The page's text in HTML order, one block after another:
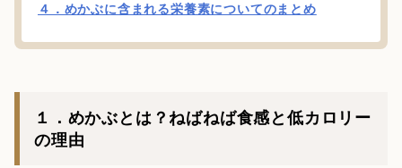
４．めかぶに含まれる栄養素についてのまとめ
１．めかぶとは？ねばねば食感と低カロリー
の理由